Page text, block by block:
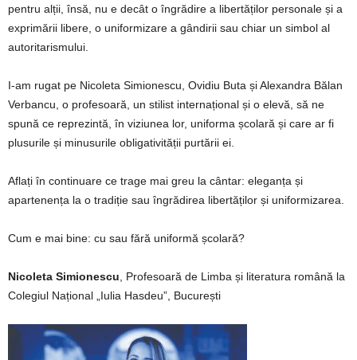
pentru alții, însă, nu e decât o îngrădire a libertăților personale și a
exprimării libere, o uniformizare a gândirii sau chiar un simbol al
autoritarismului.
I-am rugat pe Nicoleta Simionescu, Ovidiu Buta și Alexandra Bălan
Verbancu, o profesoară, un stilist internațional și o elevă, să ne
spună ce reprezintă, în viziunea lor, uniforma școlară și care ar fi
plusurile și minusurile obligativității purtării ei.
Aflați în continuare ce trage mai greu la cântar: eleganța și
apartenența la o tradiție sau îngrădirea libertăților și uniformizarea.
Cum e mai bine: cu sau fără uniformă școlară?
Nicoleta Simionescu
Profesoară de Limba și literatura română la
Colegiul Național „Iulia Hasdeu”, București